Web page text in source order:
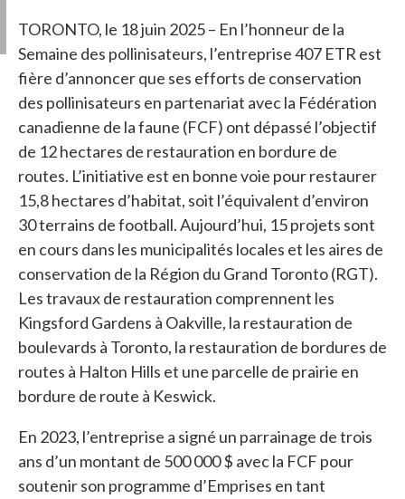
TORONTO, le 18 juin 2025 – En l’honneur de la
Semaine des pollinisateurs, l’entreprise 407 ETR est
fière d’annoncer que ses efforts de conservation
des pollinisateurs en partenariat avec la Fédération
canadienne de la faune (FCF) ont dépassé l’objectif
de 12 hectares de restauration en bordure de
routes. L’initiative est en bonne voie pour restaurer
15,8 hectares d’habitat, soit l’équivalent d’environ
30 terrains de football. Aujourd’hui, 15 projets sont
en cours dans les municipalités locales et les aires de
conservation de la Région du Grand Toronto (RGT).
Les travaux de restauration comprennent les
Kingsford Gardens à Oakville, la restauration de
boulevards à Toronto, la restauration de bordures de
routes à Halton Hills et une parcelle de prairie en
bordure de route à Keswick.
En 2023, l’entreprise a signé un parrainage de trois
ans d’un montant de 500 000 $ avec la FCF pour
soutenir son programme d’Emprises en tant